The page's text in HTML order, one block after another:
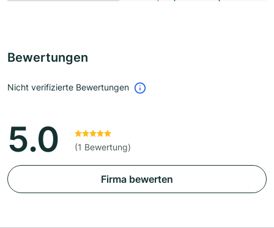
Bewertungen
Nicht verifizierte Bewertungen
5.0 (1 Bewertung)
Firma bewerten